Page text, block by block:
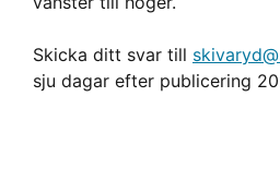
Skicka ditt svar till
sju dagar efter publicering